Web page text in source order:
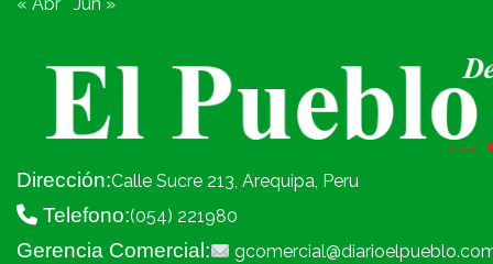
Dirección:Calle Sucre 213, Arequipa, Peru
Telefono:(054) 221980
Gerencia Comercial: